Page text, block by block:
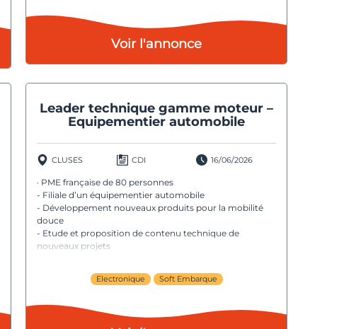
Voir l'annonce
Leader technique gamme moteur –
Equipementier automobile
CLUSES CDI 16/06/2026
· PME française de 80 personnes
- Filiale d’un équipementier automobile
- Développement nouveaux produits pour la mobilité
douce
- Etude et proposition de contenu technique de
nouveaux projets
Electronique Soft Embarque